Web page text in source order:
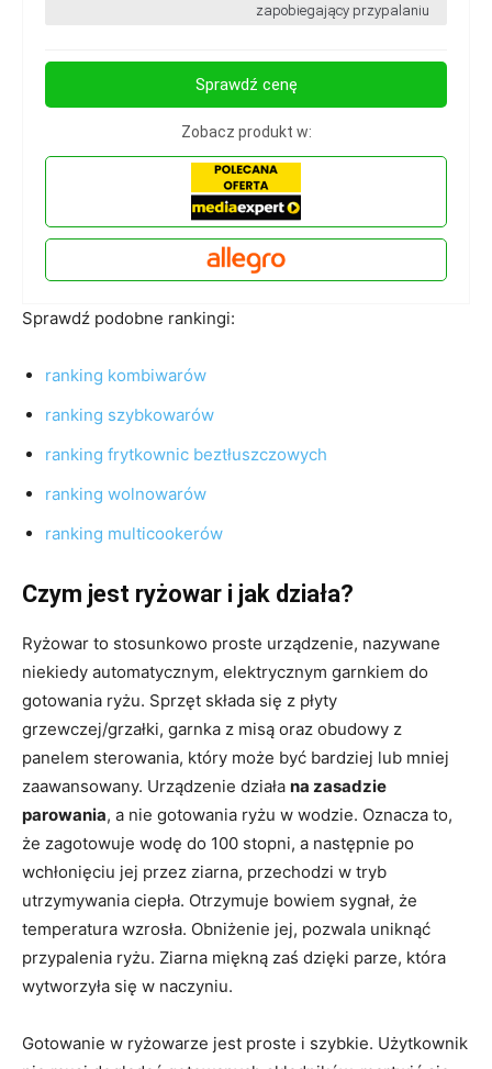
zapobiegający przypalaniu
Sprawdź cenę
Zobacz produkt w:
Sprawdź podobne rankingi:
ranking kombiwarów
ranking szybkowarów
ranking frytkownic beztłuszczowych
ranking wolnowarów
ranking multicookerów
Czym jest ryżowar i jak działa?
Ryżowar to stosunkowo proste urządzenie, nazywane
niekiedy automatycznym, elektrycznym garnkiem do
gotowania ryżu. Sprzęt składa się z płyty
grzewczej/grzałki, garnka z misą oraz obudowy z
panelem sterowania, który może być bardziej lub mniej
zaawansowany. Urządzenie działa na zasadzie
parowania, a nie gotowania ryżu w wodzie. Oznacza to,
że zagotowuje wodę do 100 stopni, a następnie po
wchłonięciu jej przez ziarna, przechodzi w tryb
utrzymywania ciepła. Otrzymuje bowiem sygnał, że
temperatura wzrosła. Obniżenie jej, pozwala uniknąć
przypalenia ryżu. Ziarna miękną zaś dzięki parze, która
wytworzyła się w naczyniu.
Gotowanie w ryżowarze jest proste i szybkie. Użytkownik